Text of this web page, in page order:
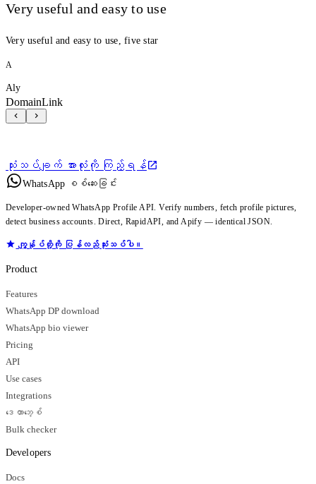
Very useful and easy to use
Very useful and easy to use, five star
A
Aly
DomainLink
သုံးသပ်ချက် အားလုံးကို ကြည့်ရန်
WhatsApp စစ်ဆေးခြင်း
Developer-owned WhatsApp Profile API. Verify numbers, fetch profile pictures,
detect business accounts. Direct, RapidAPI, and Apify — identical JSON.
ကျွန်ုပ်တို့ကို ပြန်လည်သုံးသပ်ပါ။
Product
Features
WhatsApp DP download
WhatsApp bio viewer
Pricing
API
Use cases
Integrations
ဒေတာဘေ့စ်
Bulk checker
Developers
Docs